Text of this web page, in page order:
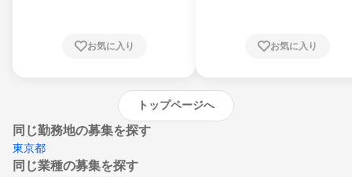
崎県、熊本県、大分県、宮崎県、鹿児島県、
お気に入り お気に入り
トップページへ
同じ勤務地の募集を探す
東京都
同じ業種の募集を探す